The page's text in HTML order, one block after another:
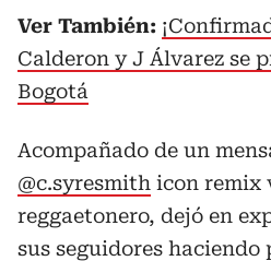
Ver También:
Calderon y J Álvarez se
Bogotá
Acompañado de un
@c.syresmith icon remix
reggaetonero, dejó en
sus seguidores haciendo